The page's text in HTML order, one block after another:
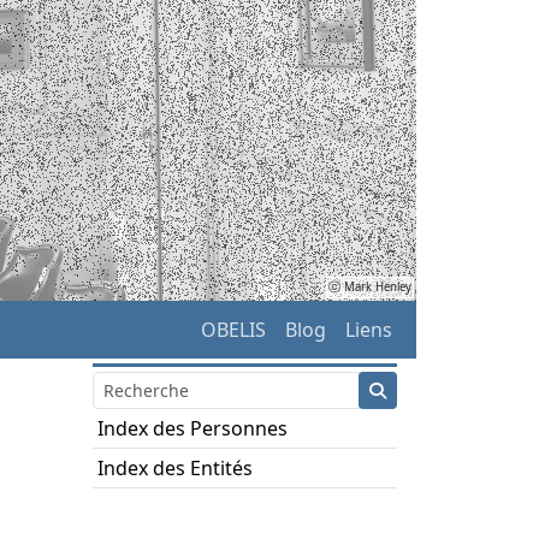
ⓒ Mark Henley
OBELIS Blog Liens
Index des Personnes
Index des Entités